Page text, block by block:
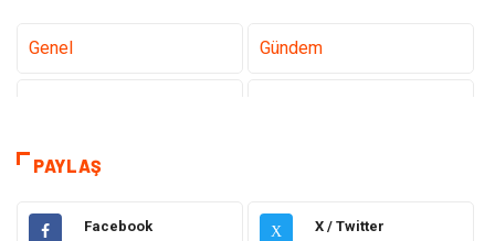
Genel Gündem
Tatil
Eğitim Gıda
PAYLAŞ
Facebook X X / Twitter